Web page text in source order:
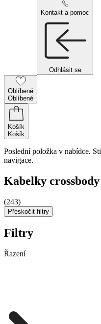
Kontakt a pomoc
Odhlásit se
Oblíbené
Oblíbené
Košík
Košík
Poslední položka v nabídce.
navigace.
Kabelky crossbody
(243)
Přeskočit filtry
Filtry
Řazení